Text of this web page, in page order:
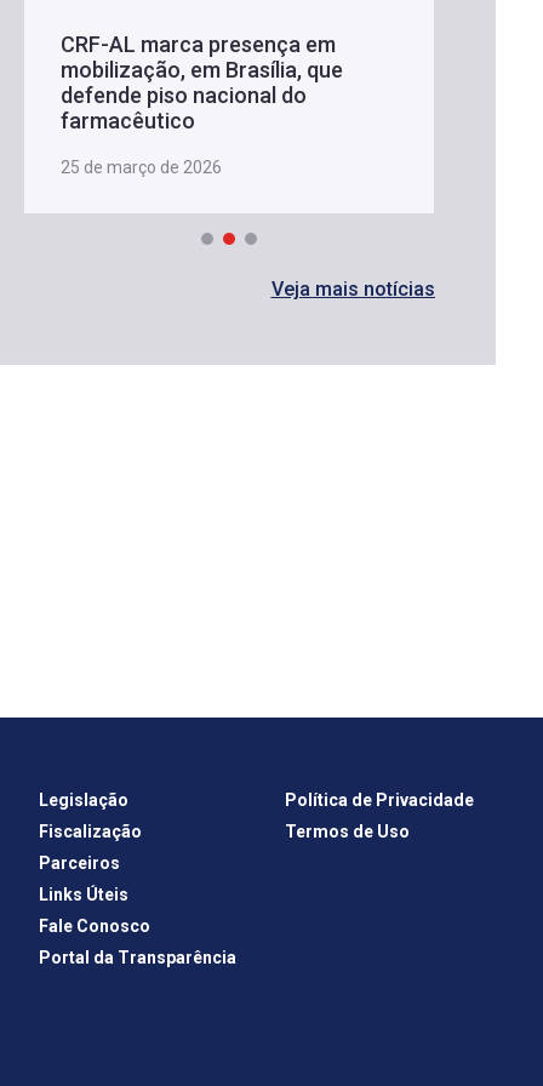
CRF-AL marca presença em
mobilização, em Brasília, que
defende piso nacional do
farmacêutico
25 de março de 2026
Veja mais notícias
Legislação
Fiscalização
Parceiros
Links Úteis
Fale Conosco
Portal da Transparência
Política de Privacidade
Termos de Uso